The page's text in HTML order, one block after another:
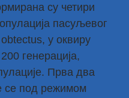
су четири
пасуљевог
у оквиру
генерација,
Прва два
се под режимом